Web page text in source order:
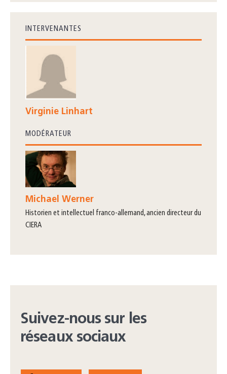
INTERVENANTES
Virginie Linhart
MODÉRATEUR
Michael Werner
historien et intellectuel franco-allemand, ancien directeur du
CIERA
Suivez-nous sur les
réseaux sociaux